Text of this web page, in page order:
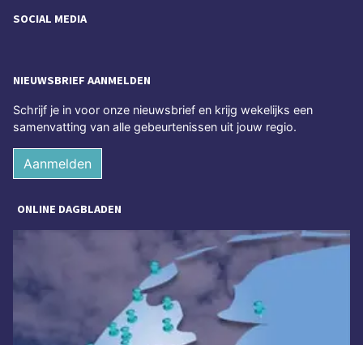
SOCIAL MEDIA
NIEUWSBRIEF AANMELDEN
Schrijf je in voor onze nieuwsbrief en krijg wekelijks een
samenvatting van alle gebeurtenissen uit jouw regio.
Aanmelden
ONLINE DAGBLADEN